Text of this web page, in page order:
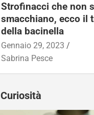
Strofinacci che non
smacchiano, ecco il
della bacinella
Gennaio 29, 2023
Sabrina Pesce
Curiosità